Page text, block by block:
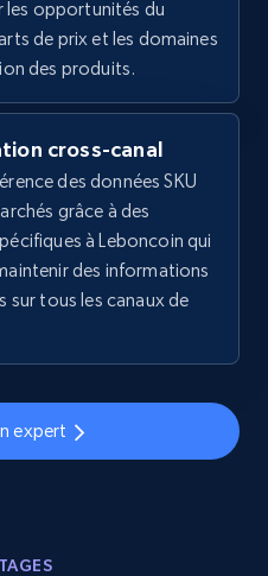
using
name, Seller rating,
Root category, and
les opportunités du
de prix et les domaines
des produits.
cross-canal
des données SKU
grâce à des
à Leboncoin qui
des informations
sur tous les canaux de
expert